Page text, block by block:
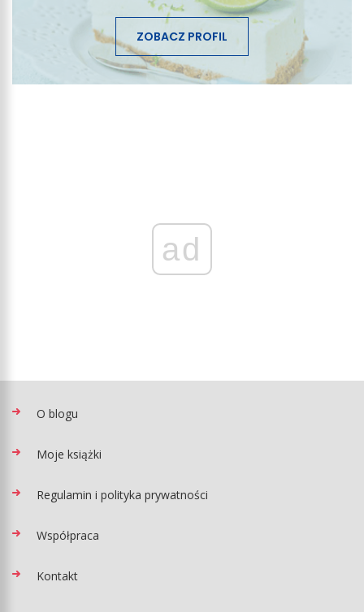
ZOBACZ PROFIL
ad
O blogu
Moje książki
Regulamin i polityka prywatności
Współpraca
Kontakt